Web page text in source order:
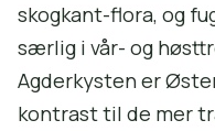
skogkant-flora, og
særlig i vår- og
Agderkysten er
kontrast til de mer